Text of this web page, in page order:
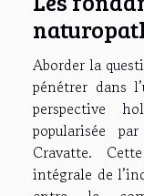
Aborder la
pénétrer dans
perspective
popularisée
Cravatte.
intégrale de